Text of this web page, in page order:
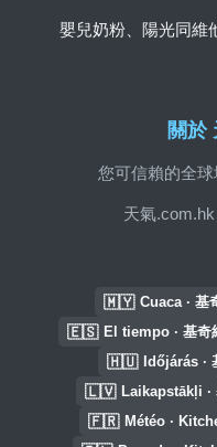
關於
您可信賴的全球
天氣.com.hk
嬰兒奶粉、陽光同維
🇲🇾 Cuaca · 基
🇪🇸 El tiempo · 基奇
🇭🇺 Időjárás ·
🇱🇻 Laikapstākļi ·
🇫🇷 Météo ·